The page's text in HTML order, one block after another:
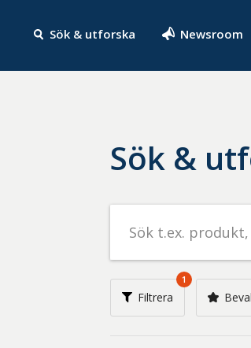
Sök & utforska Newsroom
Sök &
Sök
livsmedel
på
t.ex.
produkt,
varumärke,
Filtrera
1